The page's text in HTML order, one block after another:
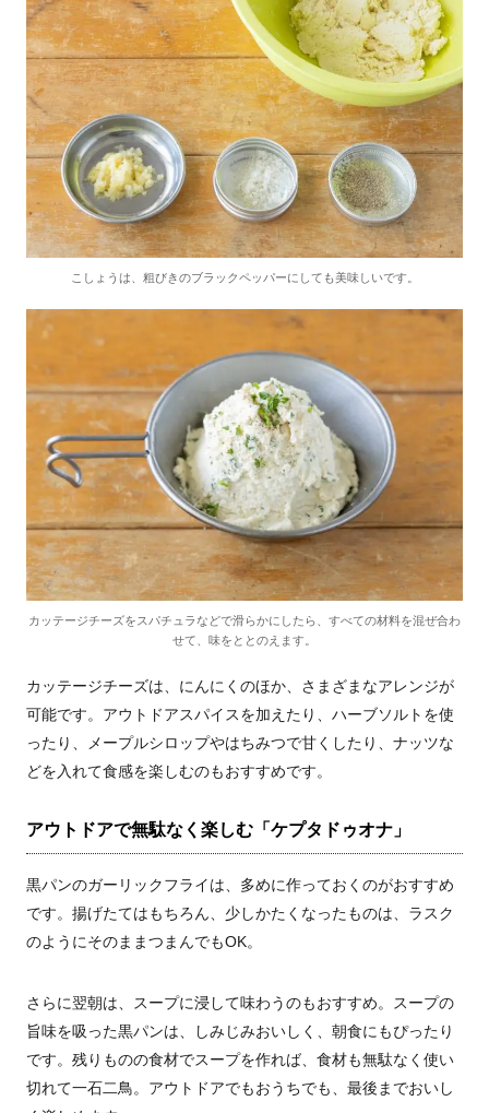
こしょうは、粗びきのブラックペッパーにしても美味しいです。
カッテージチーズをスパチュラなどで滑らかにしたら、すべての材料を混ぜ合わ
せて、味をととのえます。
カッテージチーズは、にんにくのほか、さまざまなアレンジが
可能です。アウトドアスパイスを加えたり、ハーブソルトを使
ったり、メープルシロップやはちみつで甘くしたり、ナッツな
どを入れて食感を楽しむのもおすすめです。
アウトドアで無駄なく楽しむ「ケプタドゥオナ」
黒パンのガーリックフライは、多めに作っておくのがおすすめ
です。揚げたてはもちろん、少しかたくなったものは、ラスク
のようにそのままつまんでもOK。
さらに翌朝は、スープに浸して味わうのもおすすめ。スープの
旨味を吸った黒パンは、しみじみおいしく、朝食にもぴったり
です。残りものの食材でスープを作れば、食材も無駄なく使い
切れて一石二鳥。アウトドアでもおうちでも、最後までおいし